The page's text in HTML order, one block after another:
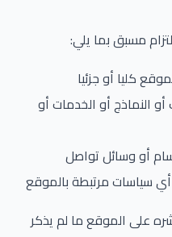
مسبق بما يلي:
كليا أو جزئيا
النماذج أو الخدمات أو
أو وسائل تواصل
سياسات مرتبطة بالموقع
على الموقع ما لم يذكر